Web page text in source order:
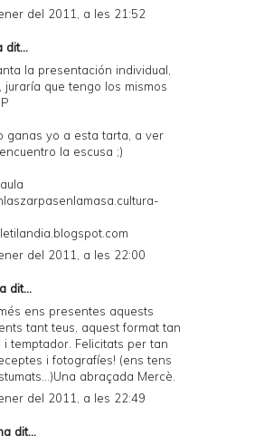
del 2011, a les 21:52
dit...
la presentación individual,
juraría que tengo los mismos
ganas yo a esta tarta, a ver
la escusa ;)
del 2011, a les 22:00
dit...
ens presentes aquests
tant teus, aquest format tan
i temptador. Felicitats per tan
i fotografíes! (ens tens
abraçada Mercè.
del 2011, a les 22:49
dit...